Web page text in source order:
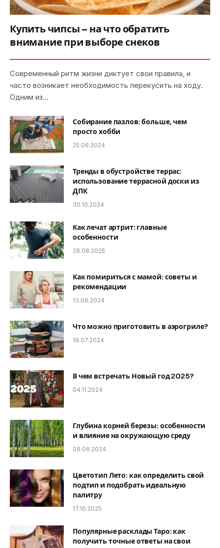
Купить чипсы – на что обратить
внимание при выборе снеков
Современный ритм жизни диктует свои правила, и
часто возникает необходимость перекусить на ходу.
Одним из…
Собирание пазлов: больше, чем
просто хобби
25.06.2024
Тренды в обустройстве террас:
использование террасной доски из
ДПК
30.10.2024
Как лечат артрит: главные
особенности
28.08.2025
Как помириться с мамой: советы и
рекомендации
13.06.2024
Что можно приготовить в аэрогриле?
19.07.2024
В чем встречать Новый год 2025?
04.11.2024
Глубина корней березы: особенности
и влияние на окружающую среду
09.06.2024
Цветотип Лето: как определить свой
подтип и подобрать идеальную
палитру
17.10.2025
Популярные расклады Таро: как
получить точные ответы на свои